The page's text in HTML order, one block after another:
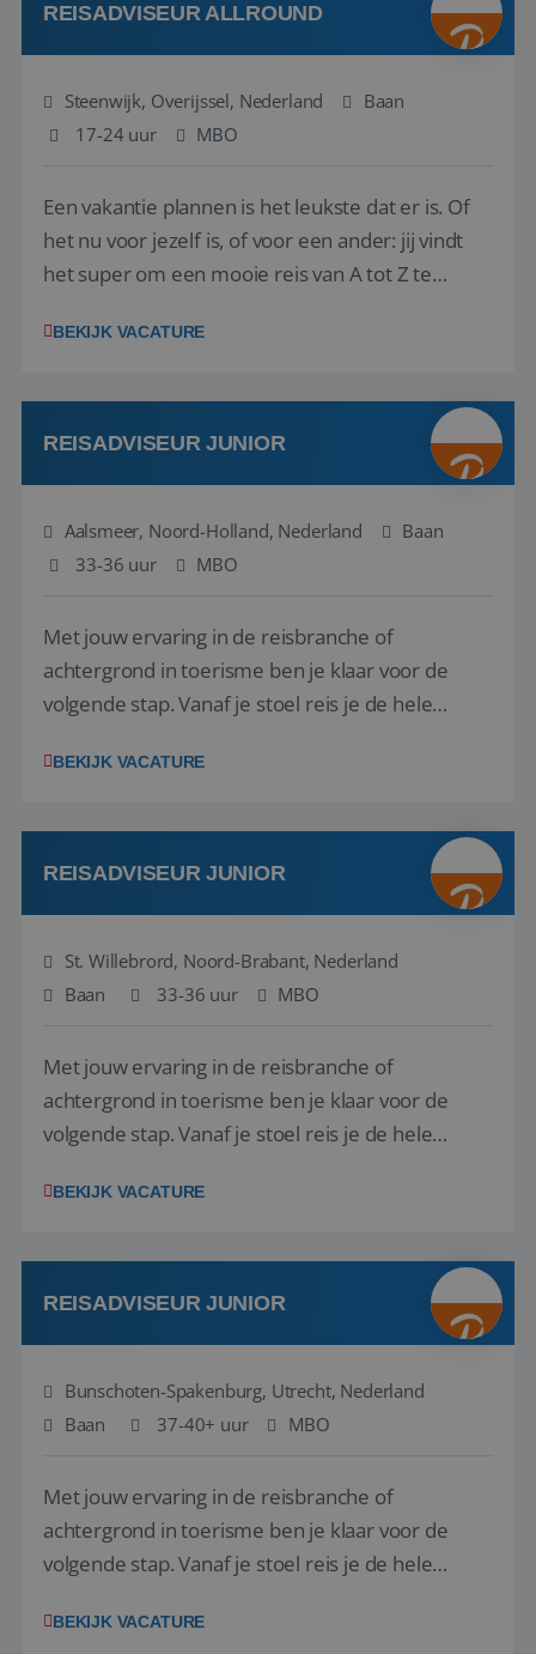
REISADVISEUR ALLROUND
Steenwijk, Overijssel, Nederland
Baan
17-24 uur
MBO
Een vakantie plannen is het leukste dat er is. Of
het nu voor jezelf is, of voor een ander: jij vindt
het super om een mooie reis van A tot Z te
vakantiegangers de meest prachtige plekjes op
werken: of het nu gaat om vragen ...
BEKIJK VACATURE
REISADVISEUR JUNIOR
Aalsmeer, Noord-Holland, Nederland
Baan
33-36 uur
MBO
Met jouw ervaring in de reisbranche of
achtergrond in toerisme ben je klaar voor de
volgende stap. Vanaf je stoel reis je de hele
wensen van je team, je klant en wat er in de
klanten te overtuigen om die droomreis te
boeken! ...
BEKIJK VACATURE
REISADVISEUR JUNIOR
St. Willebrord, Noord-Brabant, Nederland
Baan
33-36 uur MBO
Met jouw ervaring in de reisbranche of
achtergrond in toerisme ben je klaar voor de
volgende stap. Vanaf je stoel reis je de hele
wensen van je team, je klant en wat er in de
klanten te overtuigen om die droomreis te
boeken! ...
BEKIJK VACATURE
REISADVISEUR JUNIOR
Bunschoten-Spakenburg, Utrecht, Nederland
Baan
37-40+ uur MBO
Met jouw ervaring in de reisbranche of
achtergrond in toerisme ben je klaar voor de
volgende stap. Vanaf je stoel reis je de hele
wensen van je team, je klant en wat er in de
BEKIJK VACATURE